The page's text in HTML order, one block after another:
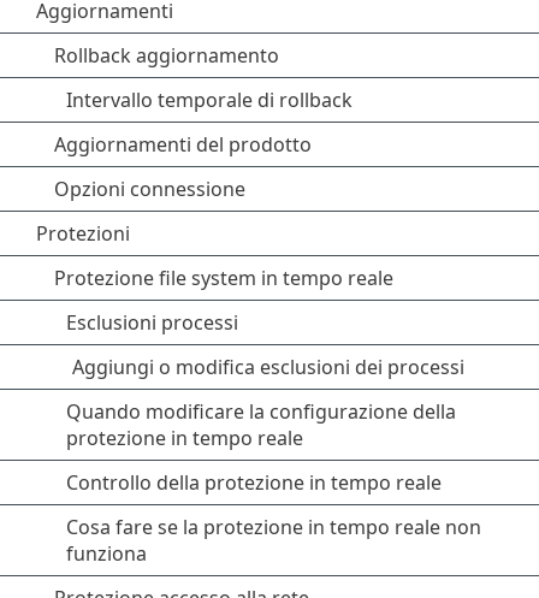
Aggiornamenti
Rollback aggiornamento
Intervallo temporale di rollback
Aggiornamenti del prodotto
Opzioni connessione
Protezioni
Protezione file system in tempo reale
Esclusioni processi
Aggiungi o modifica esclusioni dei processi
Quando modificare la configurazione della
protezione in tempo reale
Controllo della protezione in tempo reale
Cosa fare se la protezione in tempo reale non
funziona